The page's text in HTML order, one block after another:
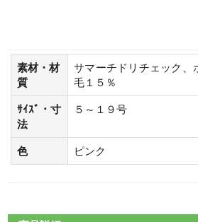
素材・材
質
サマーチドリチェック、
毛１５％
ｻｲｽﾞ・寸
法
５～１９号
色 ピンク